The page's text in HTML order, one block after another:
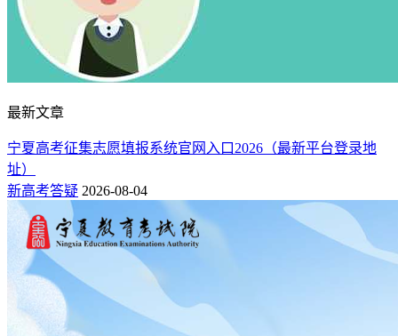
最新文章
宁夏高考征集志愿填报系统官网入口2026（最新平台登录地
址）
新高考答疑 2026-08-04